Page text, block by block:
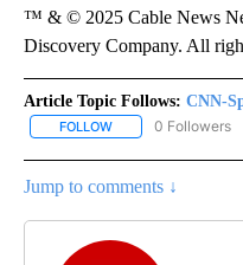
™ & © 2025 Cable News
Discovery Company. All
Article Topic Follows: CNN-
FOLLOW FOLLOW "CNN-
0 Followers
Jump to comments ↓